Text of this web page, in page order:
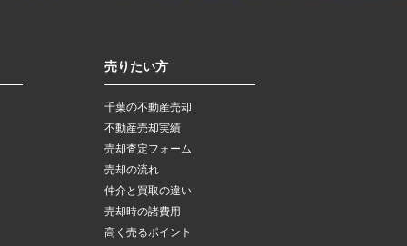
売りたい方
千葉の不動産売却
不動産売却実績
売却査定フォーム
売却の流れ
仲介と買取の違い
売却時の諸費用
高く売るポイント